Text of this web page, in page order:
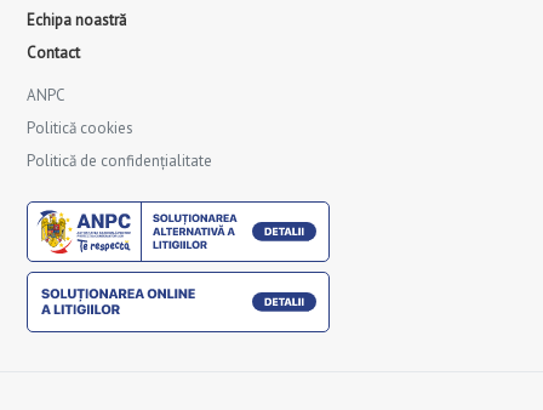
Echipa noastră
Contact
ANPC
Politică cookies
Politică de confidențialitate